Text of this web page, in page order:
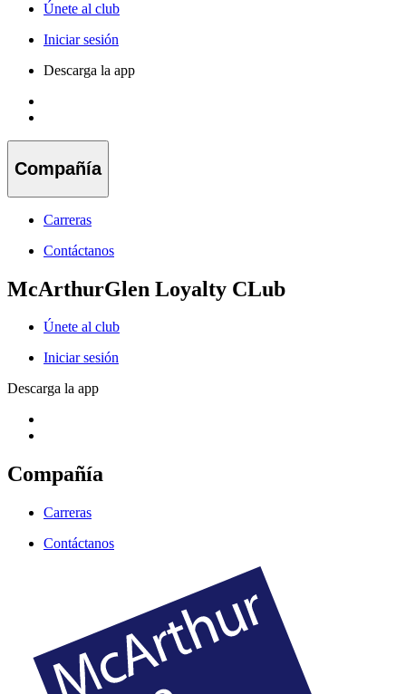
Únete al club
Iniciar sesión
Descarga la app
Compañía
Carreras
Contáctanos
McArthurGlen Loyalty CLub
Únete al club
Iniciar sesión
Descarga la app
Compañía
Carreras
Contáctanos